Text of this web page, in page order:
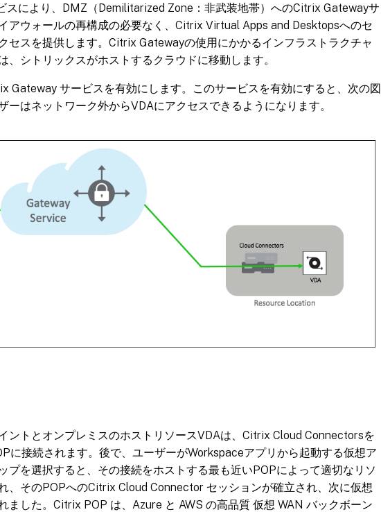
スにより、DMZ（Demilitarized Zone：非武装地帯）へのCitrix Gatewayサ
アウォールの再構成の必要なく、Citrix Virtual Apps and Desktopsへのセ
セスを提供します。Citrix Gatewayの使用にかかるインフラストラクチャ
、シトリックスがホストするクラウドに移動します。
Gateway サービスを有効にします。このサービスを有効にすると、次の図
ーはネットワーク外からVDAにアクセスできるようになります。
ントとオンプレミスのホストリソースVDAは、Citrix Cloud Connectorsを
に接続されます。後で、ユーザーがWorkspaceアプリから起動する仮想ア
プを選択すると、その接続をホストする最も近いPOPによって適切なリソ
、そのPOPへのCitrix Cloud Connector セッションが確立され、次に仮想
ました。Citrix POP は、Azure と AWS の高品質 仮想 WAN バックボーン